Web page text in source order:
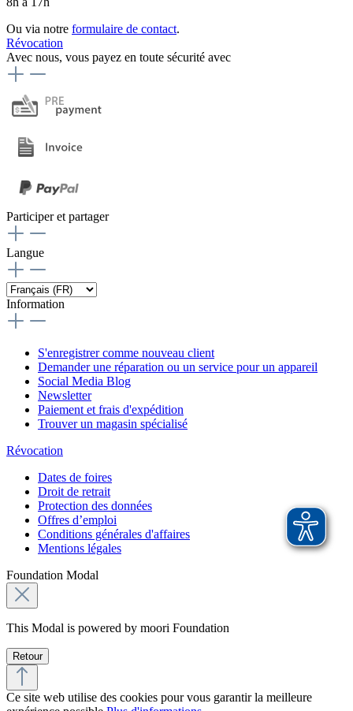
Ou via notre formulaire de contact.
Révocation
Avec nous, vous payez en toute sécurité avec
Participer et partager
Langue
Information
S'enregistrer comme nouveau client
Demander une réparation ou un service pour un appareil
Social Media Blog
Newsletter
Paiement et frais d'expédition
Trouver un magasin spécialisé
Révocation
Dates de foires
Droit de retrait
Protection des données
Offres d’emploi
Conditions générales d'affaires
Mentions légales
Foundation Modal
This Modal is powered by moori Foundation
Retour
Ce site web utilise des cookies pour vous garantir la meilleure